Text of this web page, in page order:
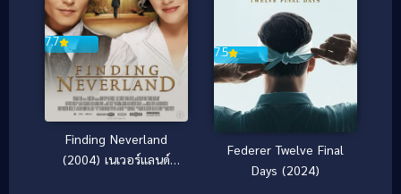
7.7
Finding Neverland
(2004) เนเวอร์แลนด์
7.5
Federer Twelve Final
Days (2024)